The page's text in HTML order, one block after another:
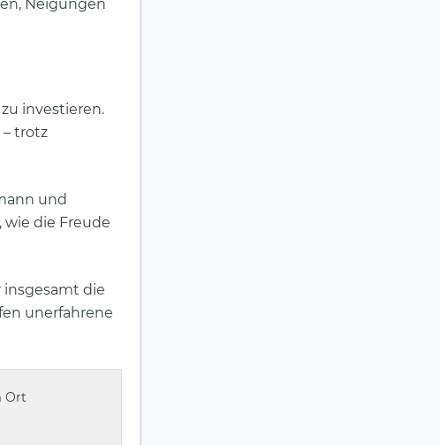
Neigungen
investieren.
trotz
und
wie die Freude
insgesamt die
unerfahrene
Ort